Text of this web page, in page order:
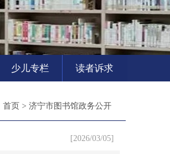
少儿专栏 读者诉求
首页 > 济宁市图书馆政务公开
[2026/03/05]